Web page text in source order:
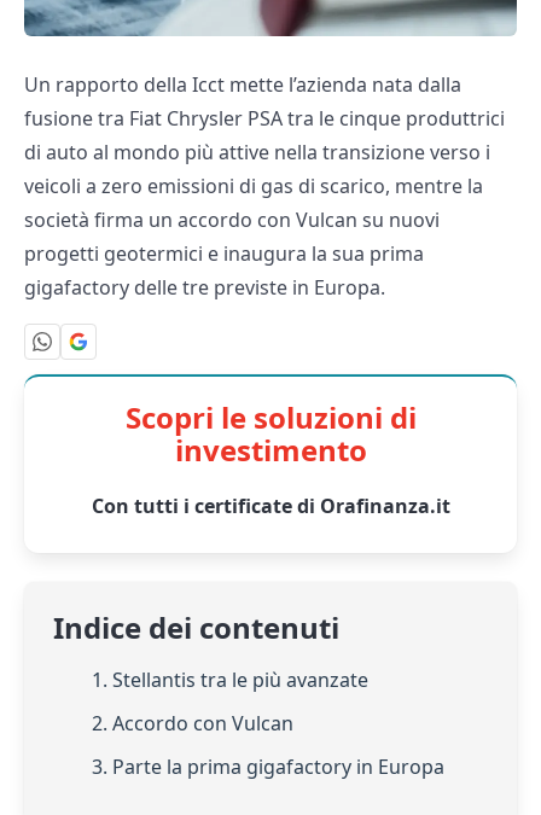
Un rapporto della Icct mette l’azienda nata dalla
fusione tra Fiat Chrysler PSA tra le cinque produttrici
di auto al mondo più attive nella transizione verso i
veicoli a zero emissioni di gas di scarico, mentre la
società firma un accordo con Vulcan su nuovi
progetti geotermici e inaugura la sua prima
gigafactory delle tre previste in Europa.
Scopri le soluzioni di
investimento
Con tutti i certificate di Orafinanza.it
Indice dei contenuti
1. Stellantis tra le più avanzate
2. Accordo con Vulcan
3. Parte la prima gigafactory in Europa